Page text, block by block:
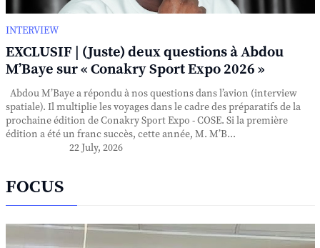
INTERVIEW
EXCLUSIF | (Juste) deux questions à Abdou
M’Baye sur « Conakry Sport Expo 2026 »
Abdou M’Baye a répondu à nos questions dans l’avion (interview
spatiale). Il multiplie les voyages dans le cadre des préparatifs de la
prochaine édition de Conakry Sport Expo - COSE. Si la première
édition a été un franc succès, cette année, M. M’B...
22 July, 2026
FOCUS